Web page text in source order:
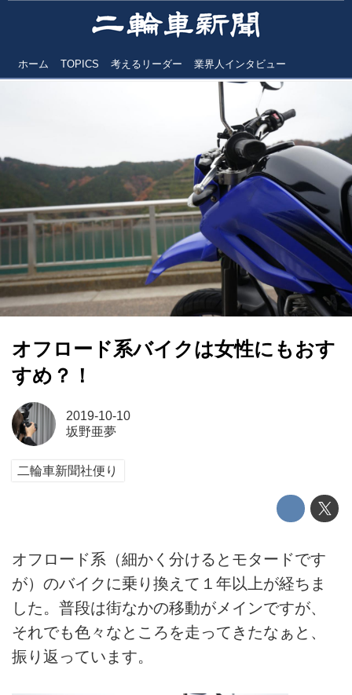
ホーム TOPICS 考えるリーダー 業界人インタビュー
オフロード系バイクは女性にもおす
すめ？！
2019-10-10
坂野亜夢
二輪車新聞社便り
オフロード系（細かく分けるとモタードです
が）のバイクに乗り換えて１年以上が経ちま
した。普段は街なかの移動がメインですが、
それでも色々なところを走ってきたなぁと、
振り返っています。